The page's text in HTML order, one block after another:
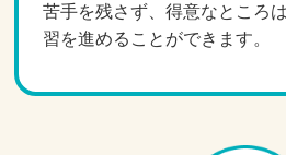
苦手を残さず、得意なところ
習を進めることができます。